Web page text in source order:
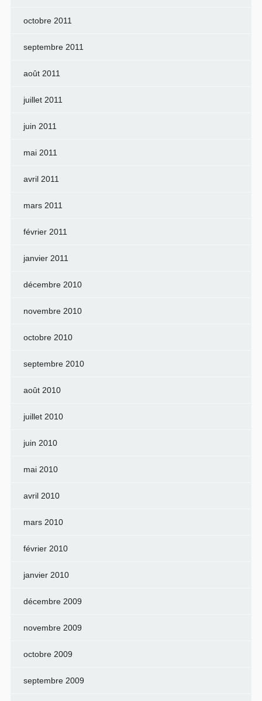
octobre 2011
septembre 2011
août 2011
juillet 2011
juin 2011
mai 2011
avril 2011
mars 2011
février 2011
janvier 2011
décembre 2010
novembre 2010
octobre 2010
septembre 2010
août 2010
juillet 2010
juin 2010
mai 2010
avril 2010
mars 2010
février 2010
janvier 2010
décembre 2009
novembre 2009
octobre 2009
septembre 2009